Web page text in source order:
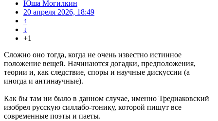
Юша Могилкин
20 апреля 2026, 18:49
↑
↓
+1
Сложно оно тогда, когда не очень известно истинное
положение вещей. Начинаются догадки, предположения,
теории и, как следствие, споры и научные дискуссии (а
иногда и антинаучные).
Как бы там ни было в данном случае, именно Тредиаковский
изобрел русскую силлабо-тонику, которой пишут все
современные поэты и паеты.